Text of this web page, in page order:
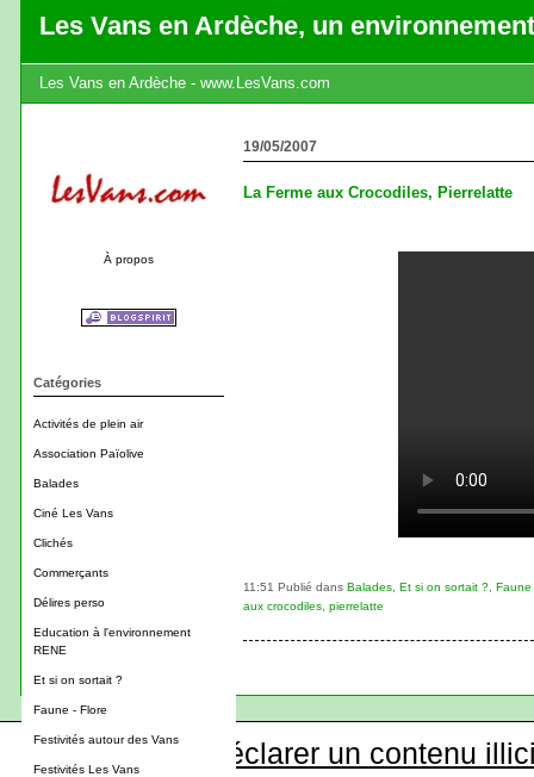
Les Vans en Ardèche, un
Les Vans en Ardèche - www.LesVans.com
À propos
Catégories
Activités de plein air
Association Païolive
Balades
Ciné Les Vans
Clichés
Commerçants
Délires perso
Education à l'environnement
RENE
Et si on sortait ?
Faune - Flore
Festivités autour des Vans
Festivités Les Vans
19/05/2007
La Ferme aux Crocodiles, Pierrelatte
11:51 Publié dans Balades Et si on sortait ? Faune
aux crocodiles pierrelatte
Déclarer un contenu